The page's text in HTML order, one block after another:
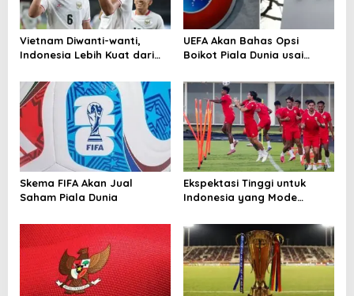
o
s
Vietnam Diwanti-wanti,
Indonesia Lebih Kuat dari
UEFA Akan Bahas Opsi
Boikot Piala Dunia usai
Skema FIFA Akan Jual
Saham Piala Dunia
Ekspektasi Tinggi untuk
Indonesia yang Mode